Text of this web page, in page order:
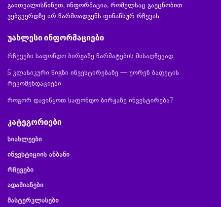
გაითვალისწინეთ, ინფორმაცია, რომელსაც გაეცნობით
ვებგვერდზე არ წარმოადგენს ფინანსურ რჩევას.
უახლესი ინფორმაციები
რჩევები საფონდო ბირჟაზე წარმატების მისაღწევად
5 კლასიკური წიგნი ინვესტირებაზე — უორენ ბაფეტის
რეკომენდაციები
როგორ დავიწყოთ საფონდო ბირჟაზე ინვესტირება?
კატეგორიები
სიახლეები
ინვესტიციის ანბანი
რჩევები
ადამიანები
მასტერკლასები